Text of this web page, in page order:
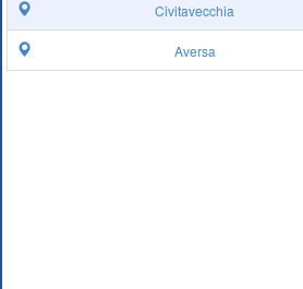
Civitavecchia
Aversa